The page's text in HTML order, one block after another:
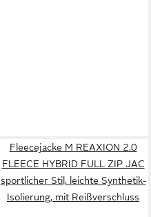
Fleecejacke M REAXION 2.0
FLEECE HYBRID FULL ZIP JAC
sportlicher Stil, leichte Synthetik-
Isolierung, mit Reißverschluss